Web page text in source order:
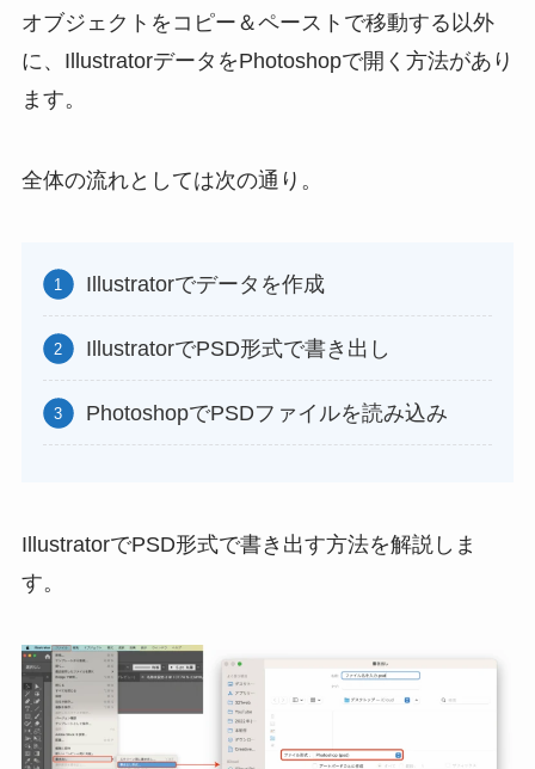
オブジェクトをコピー＆ペーストで移動する以外
に、IllustratorデータをPhotoshopで開く方法があり
ます。
全体の流れとしては次の通り。
Illustratorでデータを作成
IllustratorでPSD形式で書き出し
PhotoshopでPSDファイルを読み込み
IllustratorでPSD形式で書き出す方法を解説しま
す。